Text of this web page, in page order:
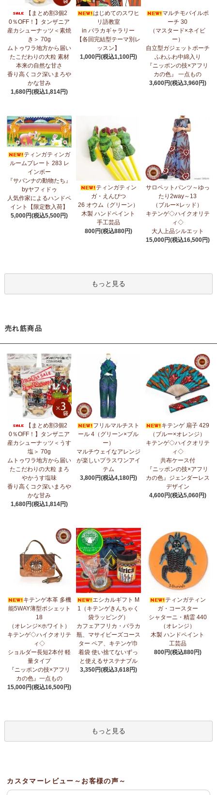
フリルマルチストール新入荷！ ～腰や首に巻いてアレンジ
無限大！
7/10： ティンガティンガ・アート～マサイの作品 新入荷！
7/10：ティンガティンガ・アート～Sサイズの作品 新入荷！作家
名ごとに2つのカテゴリーでご紹介します
→ 作家名 A―L
7/7：カンガ2026新柄 タンザニアより完全限定入荷！
7/3：【まとめ割SALE！】3個で10％OFF！タンザニア産カシュー
ナッツ＜素焼き＞＜うす塩＞～こだわりの大粒 香り高くコク深い
まろやかな甘み～
6/30： マルチモバイルポーチ新入荷！『ニッポンの技×アフリカ
の色』
6/30：ティンガティンガ・アート～Sサイズの作品 新入荷！作家
名ごとに2つのカテゴリーでご紹介します
→ 作家名 A―L
→ 作家名 M―Z
アフリカスクワランオイル～100％天然由来成分、無添加～
ウエルネス アロマ カテゴリーに新入荷！
ハイクオリティ◇で仕立てた新作登場！『ニッポンの技×アフリカ
の色』
5/14： アフリカンピアス
荷！～天然素材 環境配慮したエシカル製品～
5/14：アフリカンネックレス
アフリカンアクセサリーコーナー新
入荷！～天然素材 環境配慮したエシカル製品～
5/4：ノーカラーボレロジャケット新入荷！～キテンゲ◇ハイクオ
リティ◇で仕立てた新作登場！『ニッポンの技×アフリカの色』
5/4：キコイ アフリカの布ページに新入荷！
綿織布
5/1：ティンガティンガ・アート～ズベリの作品コーナー新入荷！
私たちバラカは、ズベリが遺してくださった作品を、これからも
大切に紹介してまいります。
4/23：
【2026新茶入荷】アフリカンプライド～アッサム種タンザ
ニア紅茶～無農薬手摘み茶葉～
4/15：ノースリーブワンピース～前後2way仕様～
新入荷！ゆった
りシルエット
4/15：【新登場】ティアードフレアパンツ新入荷！大人気のティ
アードパンツが、さらに進化してバージョンアップ！
【2026新茶 予約開始】アフリカンプライド～アッサム種タ
ンザニア紅茶～無農薬手摘み茶葉～
4/13：
【2026新豆入荷】タンザニア産カシューナッツ＜素焼き＞
＜うす塩＞～こだわりの大粒 香り高くコク深いまろやかな甘み～
3/27：キテンゲ◇ハイクオリティ◇2026新柄 タンザニアより新入
～アフリカンプリント生地～
3/27： サーカスパンツ
仕立てた新作登場！『ニッポンの技×アフリカの色』
3/11：リボン付きブラウス アレンジいろいろ9way仕様！新入
3/11：イレギュラーヘム タックスカート
イクオリティ◇で仕立てた新作登場！『ニッポンの技×アフリカの
【まとめ割3個2
0％OFF！】タンザニア
産カシューナッツ＜素焼
き＞ 70g
ムトゥワラ地方から届い
たこだわりの大粒 素材
本来の自然な甘さ
香り高くコク深いまろや
かな甘み
1,680円(税込1,814円)
はじめてのスワヒ
リ語教室
in バラカギャラリー
【各回完結型テーマ別レ
ッスン】
1,000円(税込1,100円)
マルチモバイルポ
ーチ 30
（マスタード×ネイビ
ー）
自立型ガジェットポーチ
ふわふわ中綿入り
『ニッポンの技×アフリ
カの色』 一点もの
3,600円(税込3,960円)
ティンガティンガ
ルームプレート 283 レ
インボー
『サバンナの動物たち』
byヤフィドゥ
人気作家によるハンドペ
イント【限定数入荷】
5,000円(税込5,500円)
ティンガティン
ガ・えんぴつ
26 オウム（グリーン）
木製 ハンドペイント
手工芸品
800円(税込880円)
サロペットパンツ～ゆっ
たり2way～13
（ブルー×レッド）
キテンゲ◇ハイクオリテ
ィ◇
大人上品シルエット
15,000円(税込16,500円)
もっと見る
売れ筋商品
【まとめ割3個2
0％OFF！】タンザニア
産カシューナッツ＜うす
塩＞ 70g
ムトゥワラ地方から届い
たこだわりの大粒 まろ
やかうす塩味
香り高くコク深いまろや
かな甘み
1,680円(税込1,814円)
フリルマルチスト
ール 4（グリーン×ブル
ー）
マルチウェイなアレンジ
が楽しいプラスワンアイ
テム
3,800円(税込4,180円)
キテンゲ 扇子 429
（ブルー×オレンジ）
キテンゲ◇ハイクオリテ
ィ◇
共布ケース付
『ニッポンの技×アフリ
カの色』ジェンダーレス
デザイン
4,600円(税込5,060円)
キテンゲ本革 多機
能5WAY薄型ポシェット
18
（オレンジ×ホワイト）
キテンゲ◇ハイクオリテ
ィ◇
ショルダー長短2本付 軽
量タイプ
『ニッポンの技×アフリ
カの色』一点もの
15,000円(税込16,500円)
エシカルギフト M
1（キテンゲきんちゃく
袋ラッピング）
カフェアフリカ・バラカ
瓶、マサイビーズコース
ター ペア、キテンゲ巾
着袋 使い捨てないずっ
と使えるサステナブル
3,350円(税込3,618円)
ティンガティン
ガ・コースター
シャターニ・精霊 440
（オレンジ）
木製 ハンドペイント
工芸品
800円(税込880円)
もっと見る
カスタマーレビュー～お客様の声～